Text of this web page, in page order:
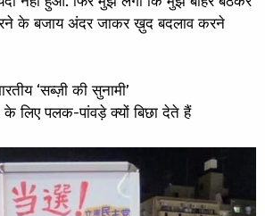
के बजाय अंदर जाकर ख़ुद बदलाव करने
‘सब्ज़ी की सुनामी’
के लिए पलक-पांवड़े क्यों बिछा देते हैं